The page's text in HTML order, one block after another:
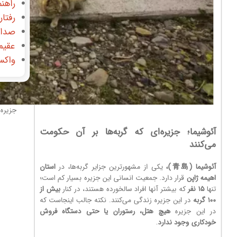
آئوشیما؛ جزیره‌ای که گربه‌ها بر آن حکومت
می‌کنند
آئوشیما (青島)، یکی از مشهورترین جزایر گربه‌ها، در استان
اهیمه ژاپن قرار دارد. جمعیت انسانی این جزیره بسیار کم است؛
تنها۱۵ نفر که بیشتر آنها افراد سالخورده هستند، در کناربیش از
۱۰۰ گربه
در این جزیره زندگی می‌کنند. نکته جالب اینجاست که
در این جزیرههیچ هتل، رستوران یا حتی دستگاه فروش
خودکاری وجود ندارد.